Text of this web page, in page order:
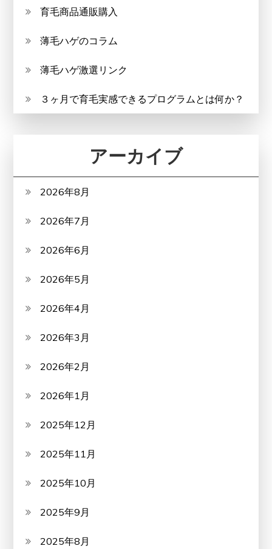
育毛商品通販購入
薄毛ハゲのコラム
薄毛ハゲ激選リンク
３ヶ月で育毛実感できるプログラムとは何か？
アーカイブ
2026年8月
2026年7月
2026年6月
2026年5月
2026年4月
2026年3月
2026年2月
2026年1月
2025年12月
2025年11月
2025年10月
2025年9月
2025年8月